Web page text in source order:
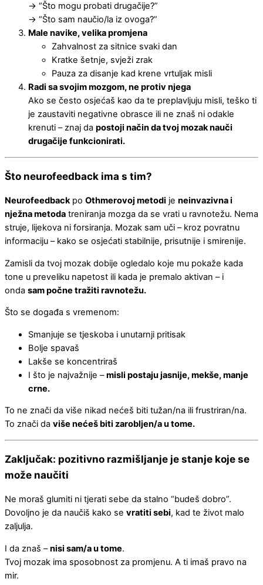
→ “Što mogu probati drugačije?”
→ “Što sam naučio/la iz ovoga?”
Male navike, velika promjena
Zahvalnost za sitnice svaki dan
Kratke šetnje, svježi zrak
Pauza za disanje kad krene vrtuljak misli
Radi sa svojim mozgom, ne protiv njega
Ako se često osjećaš kao da te preplavljuju misli, teško ti
je zaustaviti negativne obrasce ili ne znaš ni odakle
krenuti – znaj da postoji način da tvoj mozak nauči
drugačije funkcionirati.
Što neurofeedback ima s tim?
Neurofeedbackpo Othmerovoj metodi je neinvazivna i
nježna metoda treniranja mozga da se vrati u ravnotežu. Nema
struje, lijekova ni forsiranja. Mozak sam uči – kroz povratnu
informaciju – kako se osjećati stabilnije, prisutnije i smirenije.
Zamisli da tvoj mozak dobije ogledalo koje mu pokaže kada
tone u preveliku napetost ili kada je premalo aktivan – i
onda sam počne tražiti ravnotežu.
Što se događa s vremenom:
Smanjuje se tjeskoba i unutarnji pritisak
Bolje spavaš
Lakše se koncentriraš
I što je najvažnije –misli postaju jasnije, mekše, manje
crne.
To ne znači da više nikad nećeš biti tužan/na ili frustriran/na.
To znači da više nećeš biti zarobljen/a u tome.
Zaključak: pozitivno razmišljanje je stanje koje se
može naučiti
Ne moraš glumiti ni tjerati sebe da stalno “budeš dobro”.
Dovoljno je da naučiš kako se vratiti sebi, kad te život malo
zaljulja.
I da znaš –nisi sam/a u tome.
Tvoj mozak ima sposobnost za promjenu. A ti imaš pravo na
mir.